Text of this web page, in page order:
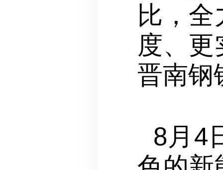
比，
度、
晋南钢
8月4